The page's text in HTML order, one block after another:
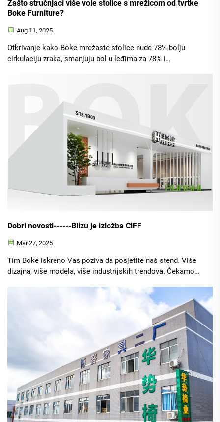
Zašto stručnjaci više vole stolice s mrežicom od tvrtke
Boke Furniture?
Aug 11, 2025
Otkrivanje kako Boke mrežaste stolice nude 78% bolju
cirkulaciju zraka, smanjuju bol u leđima za 78% i
Dobri novosti------Blizu je izložba ClFF
Mar 27, 2025
Tim Boke iskreno Vas poziva da posjetite naš stend. Više
dizajna, više modela, više industrijskih trendova. Čekamo